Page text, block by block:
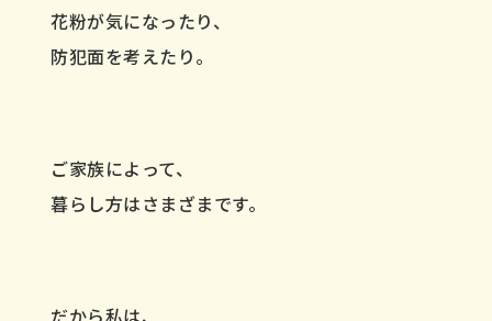
花粉が気になったり、
防犯面を考えたり。
ご家族によって、
暮らし方はさまざまです。
だから私は、